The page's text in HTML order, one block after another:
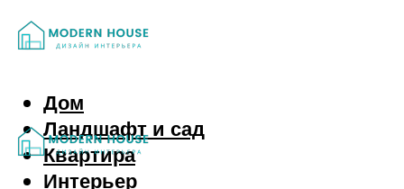
Дом
Ландшафт и сад
Квартира
Интерьер